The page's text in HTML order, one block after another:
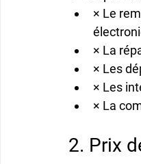
× Le
× La
× Les
× Les
× La
2. Prix